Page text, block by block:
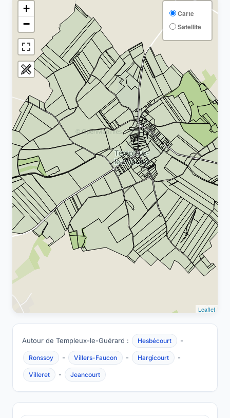
+
−
Carte
Satellite
Leaflet
Autour de Templeux-le-Guérard : Hesbécourt -
Ronssoy - Villers-Faucon - Hargicourt -
Villeret - Jeancourt